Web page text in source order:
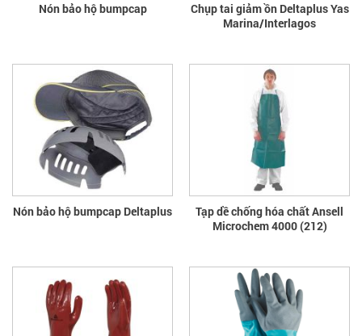
Nón bảo hộ bumpcap
Chụp tai giảm ồn Deltaplus Yas
Marina/Interlagos
Nón bảo hộ bumpcap Deltaplus
Tạp dề chống hóa chất Ansell
Microchem 4000 (212)